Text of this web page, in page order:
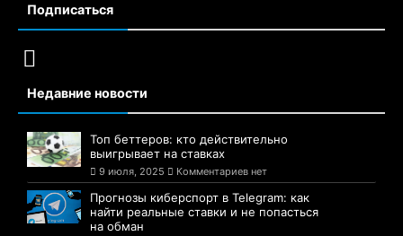
Подписаться
Недавние новости
Топ беттеров: кто действительно
выигрывает на ставках
9 июля, 2025 Комментариев нет
Прогнозы киберспорт в Telegram: как
найти реальные ставки и не попасться
на обман